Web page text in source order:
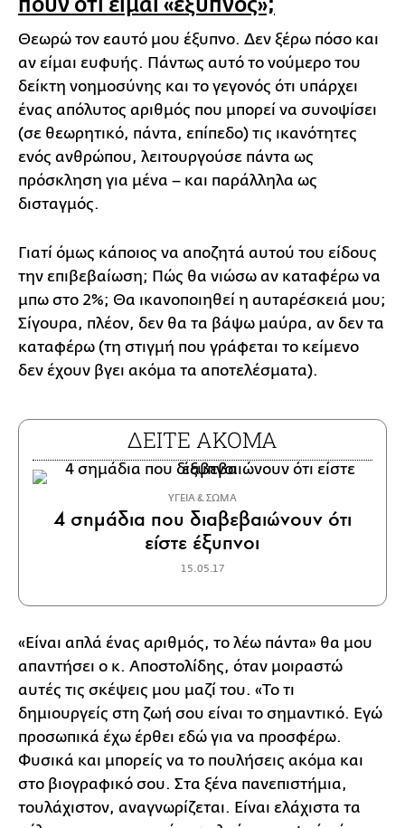
Θεωρώ τον εαυτό μου έξυπνο. Δεν ξέρω πόσο και
αν είμαι ευφυής. Πάντως αυτό το νούμερο του
δείκτη νοημοσύνης και το γεγονός ότι υπάρχει
ένας απόλυτος αριθμός που μπορεί να συνοψίσει
(σε θεωρητικό, πάντα, επίπεδο) τις ικανότητες
ενός ανθρώπου, λειτουργούσε πάντα ως
πρόσκληση για μένα – και παράλληλα ως
δισταγμός.
Γιατί όμως κάποιος να αποζητά αυτού του είδους
την επιβεβαίωση; Πώς θα νιώσω αν καταφέρω να
μπω στο 2%; Θα ικανοποιηθεί η αυταρέσκειά μου;
Σίγουρα, πλέον, δεν θα τα βάψω μαύρα, αν δεν τα
καταφέρω (τη στιγμή που γράφεται το κείμενο
δεν έχουν βγει ακόμα τα αποτελέσματα).
ΔΕΙΤΕ ΑΚΟΜΑ
ΥΓΕΙΑ & ΣΩΜΑ
4 σημάδια που διαβεβαιώνουν ότι
είστε έξυπνοι
15.05.17
«Είναι απλά ένας αριθμός, το λέω πάντα» θα μου
απαντήσει ο κ. Αποστολίδης, όταν μοιραστώ
αυτές τις σκέψεις μου μαζί του. «Το τι
δημιουργείς στη ζωή σου είναι το σημαντικό. Εγώ
προσωπικά έχω έρθει εδώ για να προσφέρω.
Φυσικά και μπορείς να το πουλήσεις ακόμα και
στο βιογραφικό σου. Στα ξένα πανεπιστήμια,
τουλάχιστον, αναγνωρίζεται. Είναι ελάχιστα τα